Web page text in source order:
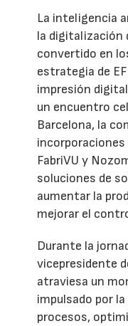
La inteligencia
la digitalización
convertido en
estrategia de
impresión
un encuentro
Barcelona, la
incorporaciones
FabriVU y
soluciones de
aumentar la
mejorar el
Durante la
vicepresidente
atraviesa un
impulsado por
procesos,